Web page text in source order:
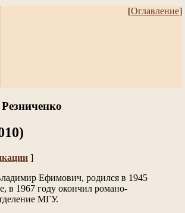
[Оглавление]
]
Ефимович, родился в 1945
в 1967 году окончил романо-
МГУ.